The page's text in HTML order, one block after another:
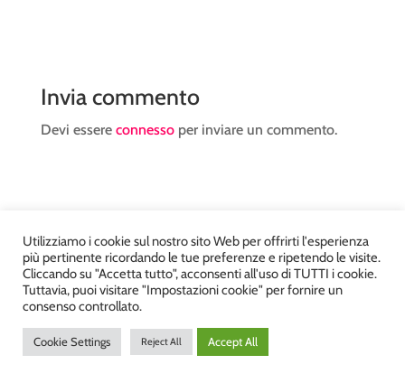
Invia commento
Devi essere connessoper inviare un commento.
Atelier Kyriad da Mary – via Carducci, 12 – Chiavenna –
Sondrio P.Iva 00812910149 – Tel. 0343 36560 – Sito
realizzato da
Utilizziamo i cookie sul nostro sito Web per offrirti l'esperienza
più pertinente ricordando le tue preferenze e ripetendo le visite.
Cliccando su "Accetta tutto", acconsenti all'uso di TUTTI i cookie.
Tuttavia, puoi visitare "Impostazioni cookie" per fornire un
consenso controllato.
Cookie Settings Reject All Accept All